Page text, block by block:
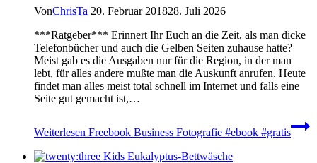
VonChrisTa 20. Februar 201828. Juli 2026
***Ratgeber*** Erinnert Ihr Euch an die Zeit, als man dicke
Telefonbücher und auch die Gelben Seiten zuhause hatte?
Meist gab es die Ausgaben nur für die Region, in der man
lebt, für alles andere mußte man die Auskunft anrufen. Heute
findet man alles meist total schnell im Internet und falls eine
Seite gut gemacht ist,…
Weiterlesen Freebook Business Fotografie #ebook #gratis